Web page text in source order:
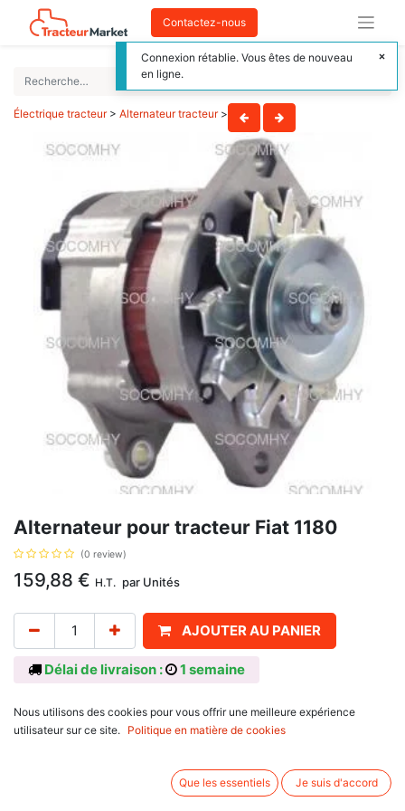
Contactez-nous
Électrique tracteur> Alternateur tracteur>
Alternateur pour tracteur Fiat 1180
(0 review)
159,88 € H.T. par Unités
AJOUTER AU PANIER
Délai de livraison : 1 semaine
Pour tracteur Fiat 1180, 1180DT, 1280, 1280DT, 1380, 1380DT, 1580,
1580DT, 1880, 1880DT, et Same Buffalo 130, Centauro 70 Export, 70
Special, Centurion 75 Export, Condor 55, Condor 55 Synchro, Corsaro 70,
120, Falcon, Falcon Cingolato, Jaguar 100 Export, Jaguar 95 Export,
Leopard 85, Leopard 85 Export, Leopard 90 Turbo, Mercury 85 Export,
Nous utilisons des cookies pour vous offrir une meilleure expérience
utilisateur sur ce site.
Politique en matière de cookies
Que les essentiels Je suis d'accord
Connexion rétablie. Vous êtes de nouveau
en ligne.